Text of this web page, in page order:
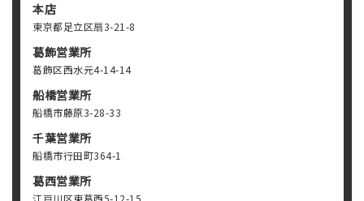
本店
東京都足立区扇3-21-8
葛飾営業所
葛飾区西水元4-14-14
船橋営業所
船橋市藤原3-28-33
千葉営業所
船橋市行田町364-1
葛西営業所